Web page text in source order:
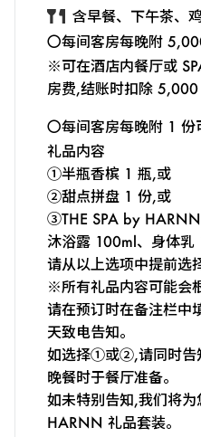
含早餐、下午茶、
〇每间客房每晚附
※可在酒店内餐厅或
房费,结账时扣除 5,000
〇每间客房每晚附 1 份
礼品内容
①半瓶香槟 1 瓶,或
②甜点拼盘 1 份,或
③THE SPA by
沐浴露 100ml、身体乳
请从以上选项中提前选
※所有礼品内容可能会
请在预订时在备注栏中
天致电告知。
如选择①或②,请同时告
晚餐时于餐厅准备。
如未特别告知,我们将
HARNN 礼品套装。